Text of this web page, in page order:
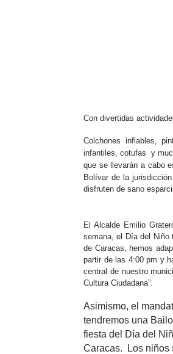
Con divertidas
Colchones inflables,
infantiles, cotufas
y
que se llevarán a cabo
Bolívar de la
disfruten de sano
El Alcalde Emilio
semana, el Día del Niño
de Caracas, hemos
partir de las 4:00 pm y
central de nuestro
Cultura Ciudadana”.
Asimismo, el
tendremos una
fiesta del Día del
Caracas. Los niños